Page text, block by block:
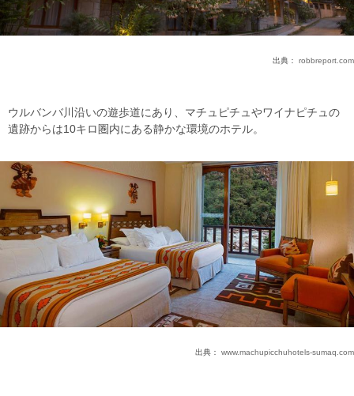
出典： robbreport.com
ウルバンバ川沿いの遊歩道にあり、マチュピチュやワイナピチュの
遺跡からは10キロ圏内にある静かな環境のホテル。
出典： www.machupicchuhotels-sumaq.com